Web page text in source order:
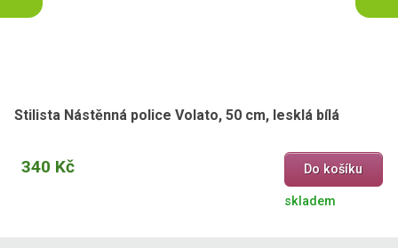
Stilista Nástěnná police Volato, 50 cm, lesklá bílá
340 Kč Do košíku
skladem